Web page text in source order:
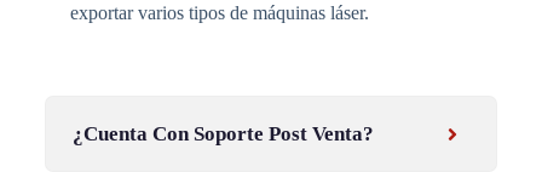
exportar varios tipos de máquinas láser.
¿Cuenta Con Soporte Post Venta?